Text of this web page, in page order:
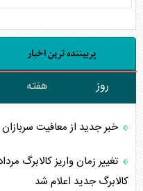
پربیننده ترین اخبار
روز هفته
خبر جدید از معافیت سربازان
کالابرگ جدید اعلام شد